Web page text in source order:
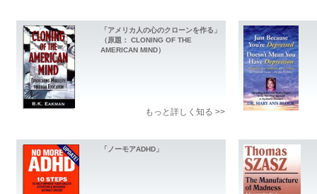
「アメリカ人の心のクローンを作る」
（原題： CLONING OF THE
AMERICAN MIND）
もっと詳しく知る >>
「ノーモアADHD」